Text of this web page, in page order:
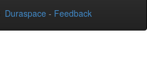
Duraspace - Feedback